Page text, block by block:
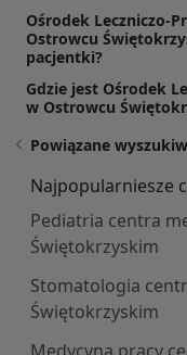
Ośrodek Leczniczo-
Ostrowcu
pacjentki?
Gdzie jest Ośrodek
w Ostrowcu
Powiązane
Najpopularniesze
Pediatria centra
Świętokrzyskim
Stomatologia
Świętokrzyskim